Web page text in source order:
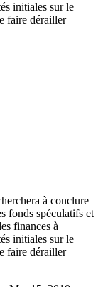
initiales sur le
faire dérailler
à conclure
fonds spéculatifs et
finances à
initiales sur le
faire dérailler